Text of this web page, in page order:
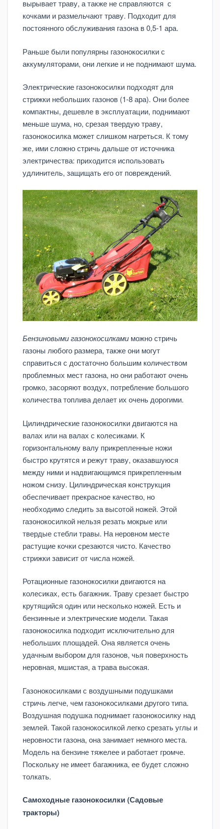
вырывает траву, а также не справляются с
кочками и размельчают траву. Подходит для
постоянного обслуживания газона в 0,5-1 ара.
Раньше были популярны газонокосилки с
аккумуляторами, они легкие и не поднимают шума.
Электрические газонокосилки подходят для
стрижки небольших газонов (1-8 ара). Они более
компактны, дешевле в эксплуатации, поднимают
меньше шума, но, срезая твердую траву,
газонокосилка может слишком нагреться. К тому
же, ими сложно стричь дальше от источника
электричества: приходится использовать
удлинитель, защищать его от повреждений.
Бензиновыми газонокосилками можно стричь
газоны любого размера, также они могут
справиться с достаточно большим количеством
проблемных мест газона, но они работают очень
громко, засоряют воздух, потребление большого
количества топлива делает их очень дорогими.
Цилиндрические газонокосилки двигаются на
валах или на валах с колесиками. К
горизонтальному валу прикрепленные ножи
быстро крутятся и режут траву, оказавшуюся
между ними и надвигающимся прикрепленным
ножом снизу. Цилиндрическая конструкция
обеспечивает прекрасное качество, но
необходимо следить за высотой ножей. Этой
газонокосилкой нельзя резать мокрые или
твердые стебли травы. На неровном месте
растущие кочки срезаются чисто. Качество
стрижки зависит от числа ножей.
Ротационные газонокосилки двигаются на
колесиках, есть багажник. Траву срезает быстро
крутящийся один или несколько ножей. Есть и
бензинные и электрические модели. Такая
газонокосилка подходит исключительно для
небольших площадей. Она является очень
удачным выбором для газонов, чья поверхность
неровная, мшистая, а трава высокая.
Газонокосилками с воздушными подушками
стричь легче, чем газонокосилками другого типа.
Воздушная подушка поднимает газонокосилку над
землей. Такой газонокосилкой легко срезать углы и
неровности газона, она занимает немного места.
Модель на бензине тяжелее и работает громче.
Поскольку не имеет багажника, ее будет сложно
толкать.
Самоходные газонокосилки (Садовые
тракторы)